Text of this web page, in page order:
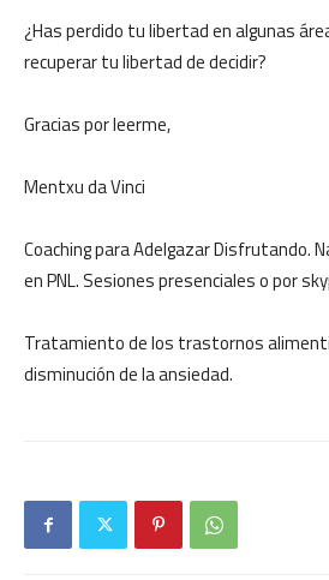
¿Has perdido tu libertad en algunas
recuperar tu libertad de decidir?
Gracias por leerme,
Mentxu da Vinci
Coaching para Adelgazar Disfrutando.
en PNL. Sesiones presenciales o por
Tratamiento de los trastornos
disminución de la ansiedad.